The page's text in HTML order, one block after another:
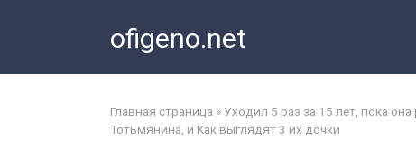
ofigeno.net
Главная страница » Уходил 5 раз за 15 лет, пока
Тотьмянина, и Как выглядят 3 их дочки